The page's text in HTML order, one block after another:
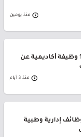
منذ يومين
جامعة القصيم تعلن طرح 147 وظيفة أكاديمية عن
منذ 3 أيام
إدارية وطبية